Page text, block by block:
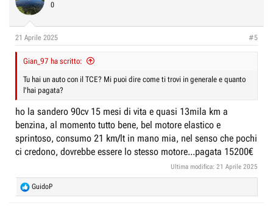
0
21 Aprile 2025 #5
Gian_97 ha scritto:
Tu hai un auto con il TCE? Mi puoi dire come ti trovi in generale e quanto
l'hai pagata?
ho la sandero 90cv 15 mesi di vita e quasi 13mila km a
benzina, al momento tutto bene, bel motore elastico e
sprintoso, consumo 21 km/lt in mano mia, nel senso che pochi
ci credono, dovrebbe essere lo stesso motore...pagata 15200€
Ultima modifica: 21 Aprile 2025
R
e
GuidoP